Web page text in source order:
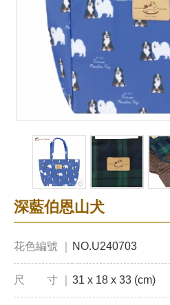
深藍伯恩山犬
花色編號 ｜ NO.U240703
尺 寸 ｜ 31 x 18 x 33 (cm)